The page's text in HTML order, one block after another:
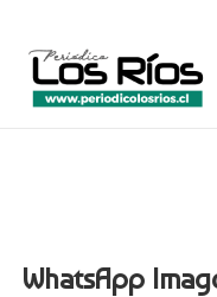
WhatsApp